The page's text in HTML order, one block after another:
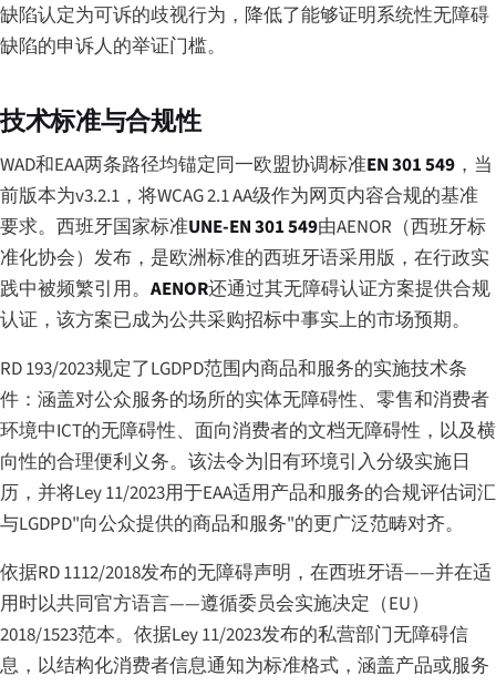
缺陷认定为可诉的歧视行为，降低了能够证明系统性无障碍
缺陷的申诉人的举证门槛。
技术标准与合规性
WAD和EAA两条路径均锚定同一欧盟协调标准EN 301 549 ，当
前版本为v3.2.1，将WCAG 2.1 AA级作为网页内容合规的基准
要求。西班牙国家标准UNE-EN 301 549由AENOR（西班牙标
准化协会）发布，是欧洲标准的西班牙语采用版，在行政实
践中被频繁引用。 AENOR还通过其无障碍认证方案提供合规
认证，该方案已成为公共采购招标中事实上的市场预期。
RD 193/2023规定了LGDPD范围内商品和服务的实施技术条
件：涵盖对公众服务的场所的实体无障碍性、零售和消费者
环境中ICT的无障碍性、面向消费者的文档无障碍性，以及横
向性的合理便利义务。该法令为旧有环境引入分级实施日
历，并将Ley 11/2023用于EAA适用产品和服务的合规评估词汇
与LGDPD"向公众提供的商品和服务"的更广泛范畴对齐。
依据RD 1112/2018发布的无障碍声明，在西班牙语——并在适
用时以共同官方语言——遵循委员会实施决定（EU）
2018/1523范本。依据Ley 11/2023发布的私营部门无障碍信
息，以结构化消费者信息通知为标准格式，涵盖产品或服务